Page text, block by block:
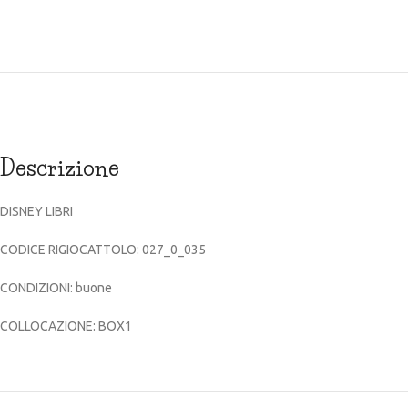
Descrizione
DISNEY LIBRI
CODICE RIGIOCATTOLO: 027_0_035
CONDIZIONI: buone
COLLOCAZIONE: BOX1